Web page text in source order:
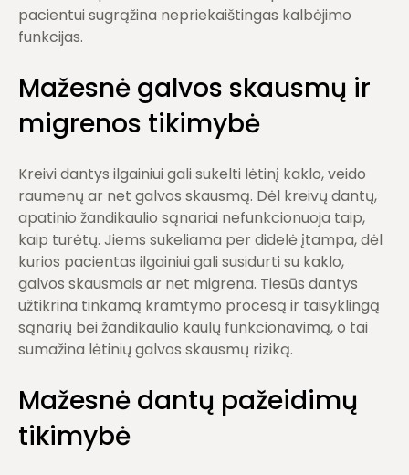
pacientui sugrąžina nepriekaištingas kalbėjimo
funkcijas.
Mažesnė galvos skausmų ir
migrenos tikimybė
Kreivi dantys ilgainiui gali sukelti lėtinį kaklo, veido
raumenų ar net galvos skausmą. Dėl kreivų dantų,
apatinio žandikaulio sąnariai nefunkcionuoja taip,
kaip turėtų. Jiems sukeliama per didelė įtampa, dėl
kurios pacientas ilgainiui gali susidurti su kaklo,
galvos skausmais ar net migrena. Tiesūs dantys
užtikrina tinkamą kramtymo procesą ir taisyklingą
sąnarių bei žandikaulio kaulų funkcionavimą, o tai
sumažina lėtinių galvos skausmų riziką.
Mažesnė dantų pažeidimų
tikimybė